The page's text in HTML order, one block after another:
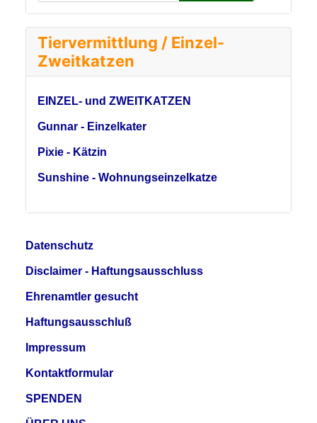
Tiervermittlung / Einzel-
Zweitkatzen
EINZEL- und ZWEITKATZEN
Gunnar - Einzelkater
Pixie - Kätzin
Sunshine - Wohnungseinzelkatze
Datenschutz
Disclaimer - Haftungsausschluss
Ehrenamtler gesucht
Haftungsausschluß
Impressum
Kontaktformular
SPENDEN